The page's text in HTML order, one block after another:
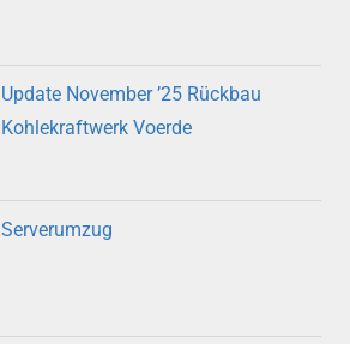
Update November ’25 Rückbau
Kohlekraftwerk Voerde
Serverumzug